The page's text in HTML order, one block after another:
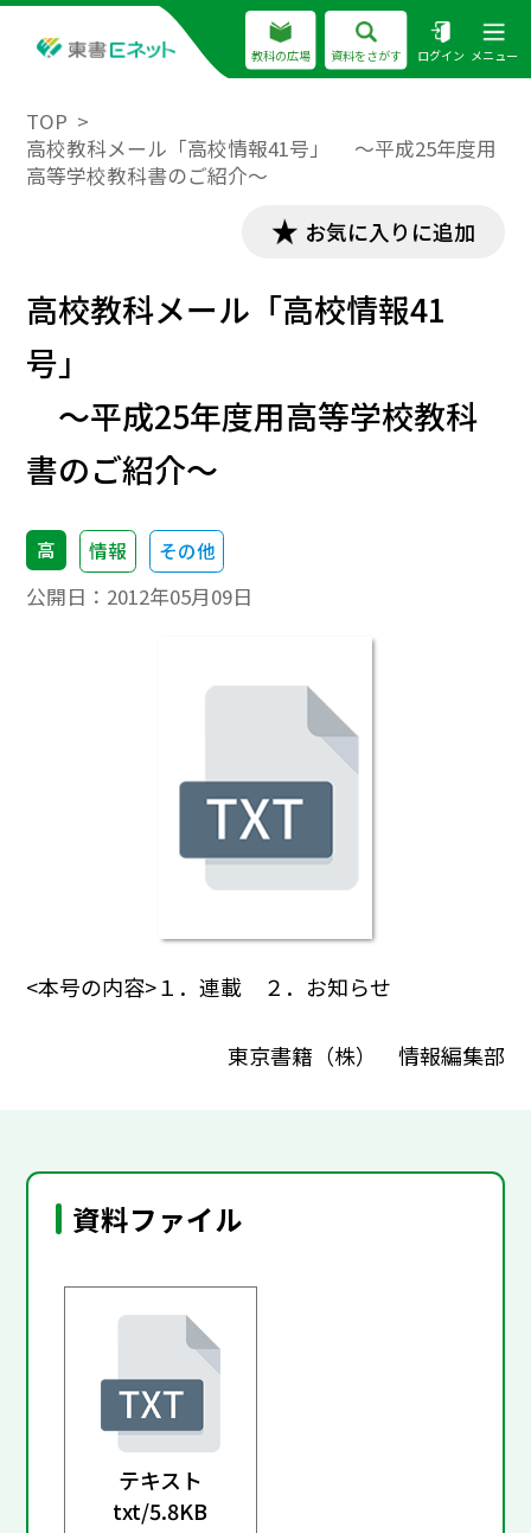
教科の広場 資料をさがす ログイン メニュー
TOP
高校教科メール「高校情報41号」 ～平成25年度用
高等学校教科書のご紹介～
お気に入りに追加
高校教科メール「高校情報41
号」
～平成25年度用高等学校教科
書のご紹介～
高 情報 その他
公開日： 2012年05月09日
<本号の内容>１．連載 ２．お知らせ
東京書籍（株） 情報編集部
資料ファイル
テキスト
txt/5.8KB